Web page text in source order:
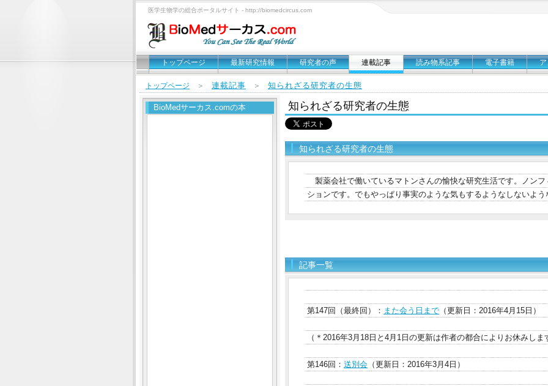
医学生物学の総合ポータルサイト - http://biomedcircus.com
トップページ 最新研究情報 研究者の声 連載記事 読み物系記事 電子書籍
トップページ ＞ 連載記事 ＞ 知られざる研究者の生態
知られざる研究者の生態
知られざる研究者の生態
製薬会社で働いているマトンさんの愉快な研究生活です。ノン
ションです。でもやっぱり事実のような気もするようなしないよう
記事一覧
第147回（最終回）： また会う日まで （更新日：2016年4月15日）
（＊2016年3月18日と4月1日の更新は作者の都合によりお休みしま
第146回： 送別会 （更新日：2016年3月4日）
BioMedサーカス.comの本